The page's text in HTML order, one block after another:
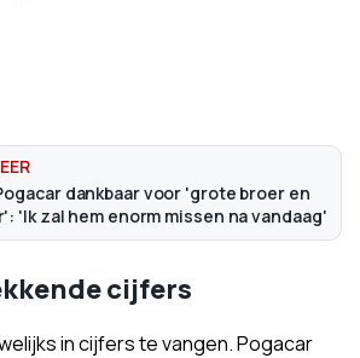
dankbaar voor 'grote broer en
'Ik zal hem enorm missen na vandaag'
cijfers
in cijfers te vangen. Pogacar